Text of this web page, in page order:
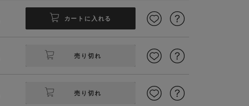
カートに入れる
売り切れ
売り切れ